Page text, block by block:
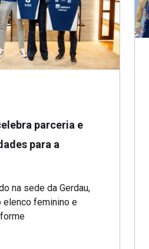
parceria e
para a
na sede da Gerdau,
feminino e